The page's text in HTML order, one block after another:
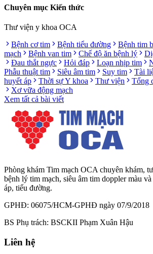
Chuyên mục Kiến thức
Thư viện y khoa OCA
Bệnh cơ tim
Bệnh tiểu đường Bệnh tim
mạch
Bệnh van tim Chế độ ăn bệnh lý
Đau thắt ngực
Hỏi đáp Loạn nhịp tim
Phẫu thuật tim
Siêu âm tim Suy tim Tài
huyết áp
Thời sự Y khoa Thư viện Tổng
Xơ vữa động mạch
Xem tất cả bài viết
Phòng khám Tim mạch OCA chuyên khám,
bệnh lý tim mạch, siêu âm tim doppler màu
áp, tiểu đường.
GPHĐ: 06075/HCM-GPHĐ ngày 07/9/2018
BS Phụ trách: BSCKII Phạm Xuân Hậu
Liên hệ